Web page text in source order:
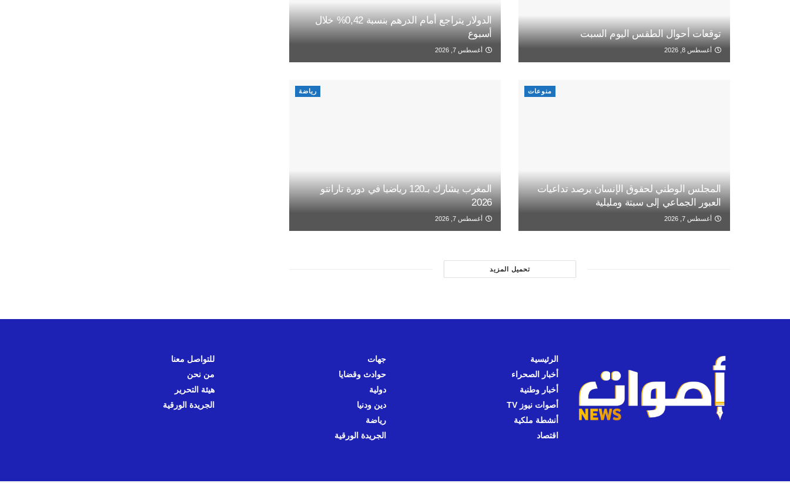
توقعات أحوال الطقس اليوم السبت
أغسطس 8, 2026
الدولار يتراجع أمام الدرهم بنسبة 0,42% خلال
أسبوع
أغسطس 7, 2026
منوعات
المجلس الوطني لحقوق الإنسان يرصد تداعيات
العبور الجماعي إلى سبتة ومليلية
أغسطس 7, 2026
رياضة
المغرب يشارك بـ120 رياضيا في دورة تارانتو
2026
أغسطس 7, 2026
تحميل المزيد
الرئيسية
أخبار الصحراء
أخبار وطنية
أصوات نيوز TV
أنشطة ملكية
اقتصاد
جهات
حوادث وقضايا
دولية
دين ودنيا
رياضة
الجريدة الورقية
للتواصل معنا
من نحن
هيئة التحرير
الجريدة الورقية